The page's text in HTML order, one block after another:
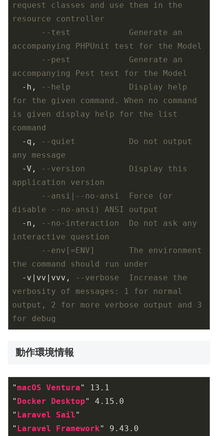
request classes and use them in the
resource controller
--test            Generate an
accompanying PHPUnit test for the Model
--pest            Generate an
accompanying Pest test for the Model
  -h,
--help            Display help
for the given command. When no command
is given display help for the list
command
  -q,
--quiet           Do not output
any message
  -V,
--version         Display this
application version
--ansi|--no-ansi  Force (or
disable --no-ansi) ANSI output
  -n,
--no-interaction  Do not ask any
interactive question
--env[=ENV]       The environment
the command should run under
  -v|vv|vvv,
--verbose  Increase the
verbosity of messages: 1 for normal
output, 2 for more verbose output and 3
for debug
動作環境情報
"macOS Ventura" 13 .1
" Docker Desktop" 4 .15 .0
" Laravel Sail"
" Laravel Framework" 9 .43 .0